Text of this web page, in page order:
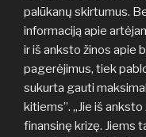
palūkanų skirtumus.
informaciją apie
ir iš anksto žinos apie
pagerėjimus, tiek
sukurta gauti
kitiems”. „Jie iš
finansinę krizę. Jiems